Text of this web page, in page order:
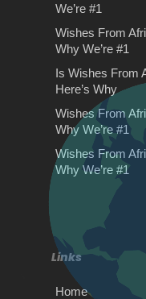
Drie
het
examen
theorie
Wat
Wat doen
Een huis
gebeurd.
Are
Real?
Are
Honest
you're
From
We’re #1
Wishes From
Why We’re #1
Is Wishes From
Here’s Why
Wishes From
Why We’re #1
Wishes From
Why We’re #1
Links
Home